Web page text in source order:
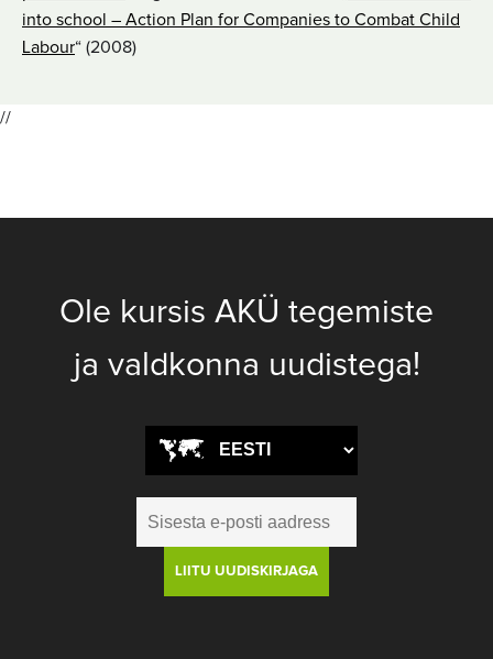
into school – Action Plan for Companies to Combat Child
Labour“ (2008)
//
Ole kursis AKÜ tegemiste
ja valdkonna uudistega!